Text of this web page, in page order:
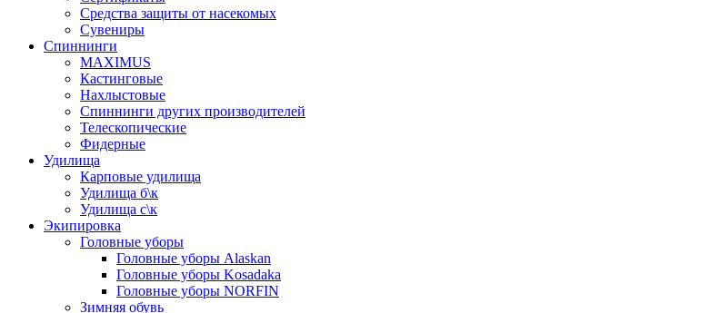
Средства защиты от насекомых
Сувениры
Спиннинги
MAXIMUS
Кастинговые
Нахлыстовые
Спиннинги других производителей
Телескопические
Фидерные
Удилища
Карповые удилища
Удилища б\к
Удилища с\к
Экипировка
Головные уборы
Головные уборы Alaskan
Головные уборы Kosadaka
Головные уборы NORFIN
Зимняя обувь